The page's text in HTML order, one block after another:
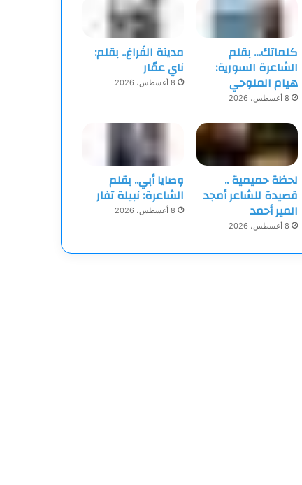
كلماتك… بقلم
الشاعرة السورية:
هيام الملوحي
8 أغسطس، 2026
مدينة الفَراغ.. بقلم:
ناي عمّار
8 أغسطس، 2026
لحظة حميمية ..
قصيدة للشاعر أمجد
المير أحمد
8 أغسطس، 2026
وصايا أبي.. بقلم
الشاعرة: نبيلة تفار
8 أغسطس، 2026